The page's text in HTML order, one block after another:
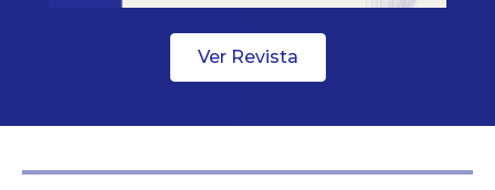
Ver Revista